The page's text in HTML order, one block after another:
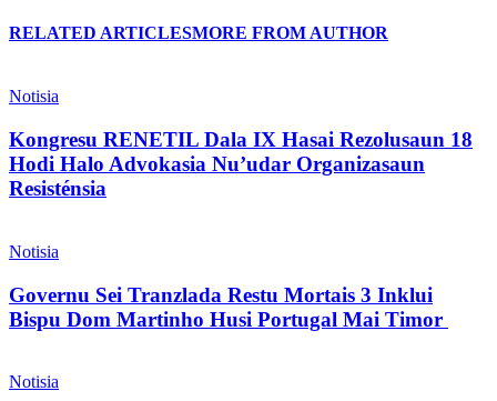
RELATED ARTICLESMORE FROM AUTHOR
Notisia
Kongresu RENETIL Dala IX Hasai Rezolusaun 18
Hodi Halo Advokasia Nu’udar Organizasaun
Resisténsia
Notisia
Governu Sei Tranzlada Restu Mortais 3 Inklui
Bispu Dom Martinho Husi Portugal Mai Timor
Notisia